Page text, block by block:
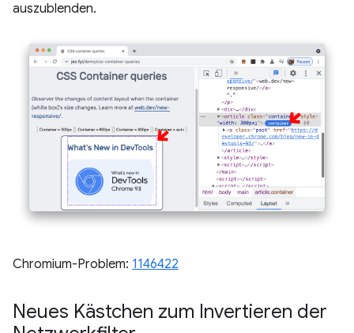
auszublenden.
Chromium-Problem: 1146422
Neues Kästchen zum Invertieren der